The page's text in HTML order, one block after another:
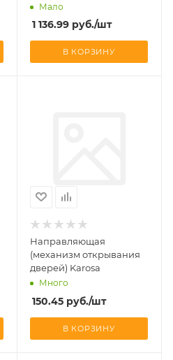
Мало
1 136.99руб./шт
В КОРЗИНУ
Направляющая
(механизм открывания
дверей) Karosa
Много
150.45руб./шт
В КОРЗИНУ